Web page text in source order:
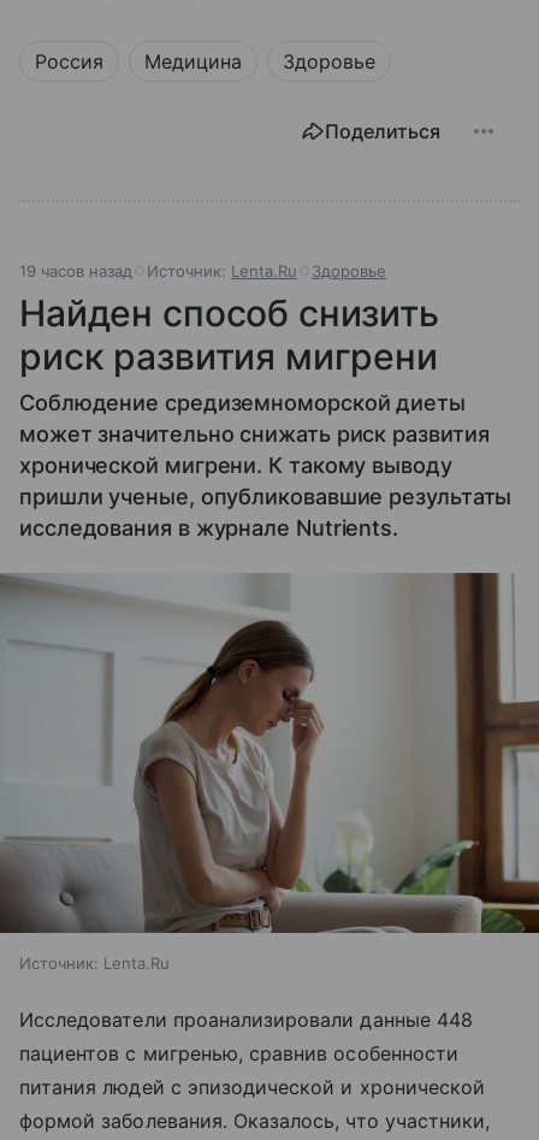
Россия Медицина Здоровье
Поделиться
19 часов назад Источник: Lenta.Ru Здоровье
Найден способ снизить
риск развития мигрени
Соблюдение средиземноморской диеты
может значительно снижать риск развития
хронической мигрени. К такому выводу
пришли ученые, опубликовавшие результаты
исследования в журнале Nutrients.
Источник: Lenta.Ru
Исследователи проанализировали данные 448
пациентов с мигренью, сравнив особенности
питания людей с эпизодической и хронической
формой заболевания. Оказалось, что участники,